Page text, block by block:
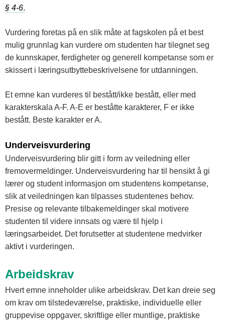
§ 4-6.
Vurdering foretas på en slik måte at fagskolen på et best
mulig grunnlag kan vurdere om studenten har tilegnet seg
de kunnskaper, ferdigheter og generell kompetanse som er
skissert i læringsutbyttebeskrivelsene for utdanningen.
Et emne kan vurderes til bestått/ikke bestått, eller med
karakterskala A-F. A-E er beståtte karakterer, F er ikke
bestått. Beste karakter er A.
Underveisvurdering
Underveisvurdering blir gitt i form av veiledning eller
fremovermeldinger. Underveisvurdering har til hensikt å gi
lærer og student informasjon om studentens kompetanse,
slik at veiledningen kan tilpasses studentenes behov.
Presise og relevante tilbakemeldinger skal motivere
studenten til videre innsats og være til hjelp i
læringsarbeidet. Det forutsetter at studentene medvirker
aktivt i vurderingen.
Arbeidskrav
Hvert emne inneholder ulike arbeidskrav. Det kan dreie seg
om krav om tilstedeværelse, praktiske, individuelle eller
gruppevise oppgaver, skriftlige eller muntlige, praktiske